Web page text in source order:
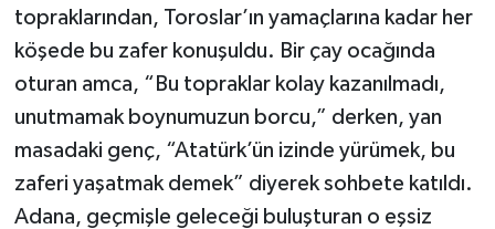
topraklarından, Toroslar’ın yamaçlarına kadar her
köşede bu zafer konuşuldu. Bir çay ocağında
oturan amca, “Bu topraklar kolay kazanılmadı,
unutmamak boynumuzun borcu,” derken, yan
masadaki genç, “Atatürk’ün izinde yürümek, bu
zaferi yaşatmak demek” diyerek sohbete katıldı.
Adana, geçmişle geleceği buluşturan o eşsiz